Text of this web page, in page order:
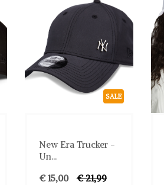
SALE
New Era Trucker -
Un...
€ 15,00
€ 21,99